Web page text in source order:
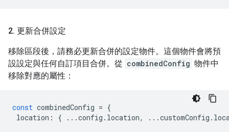
2. 更新合併設定
移除區段後，請務必更新合併的設定物件。這個物件會將預
設設定與任何自訂項目合併。從 combinedConfig 物件中
移除對應的屬性：
const combinedConfig = {
location : { ...config . location, ...customConfig .